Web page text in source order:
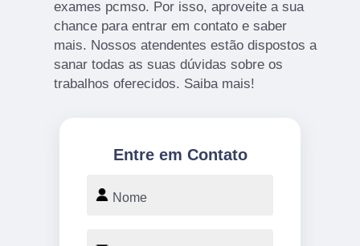
exames pcmso. Por isso, aproveite a sua
chance para entrar em contato e saber
mais. Nossos atendentes estão dispostos a
sanar todas as suas dúvidas sobre os
trabalhos oferecidos. Saiba mais!
Entre em Contato